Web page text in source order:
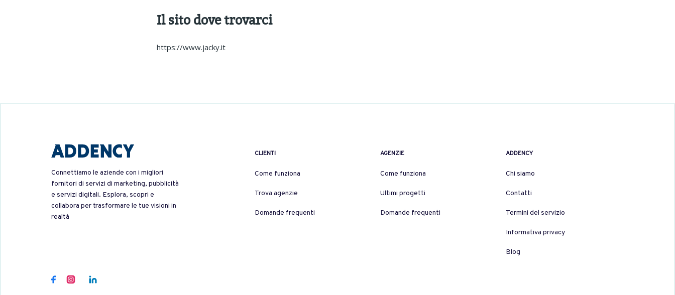
Il sito dove trovarci
https://www.jacky.it
Connettiamo le aziende con i migliori
fornitori di servizi di marketing, pubblicità
e servizi digitali. Esplora, scopri e
collabora per trasformare le tue visioni in
realtà
CLIENTI
Come funziona
Trova agenzie
Domande frequenti
AGENZIE
Come funziona
Ultimi progetti
Domande frequenti
ADDENCY
Chi siamo
Contatti
Termini del servizio
Informativa privacy
Blog